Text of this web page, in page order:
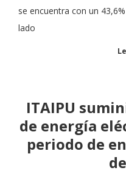
se encuentra con un
lado
ITAIPU
de energía
periodo de